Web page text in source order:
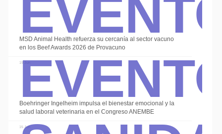
MSD Animal Health refuerza su cercanía al sector vacuno
en los Beef Awards 2026 de Provacuno
19 Jun
Boehringer Ingelheim impulsa el bienestar emocional y la
salud laboral veterinaria en el Congreso ANEMBE
15 Jun